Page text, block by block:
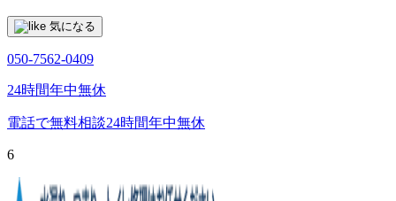
気になる
050-7562-0409
24時間年中無休
電話で無料相談24時間年中無休
6